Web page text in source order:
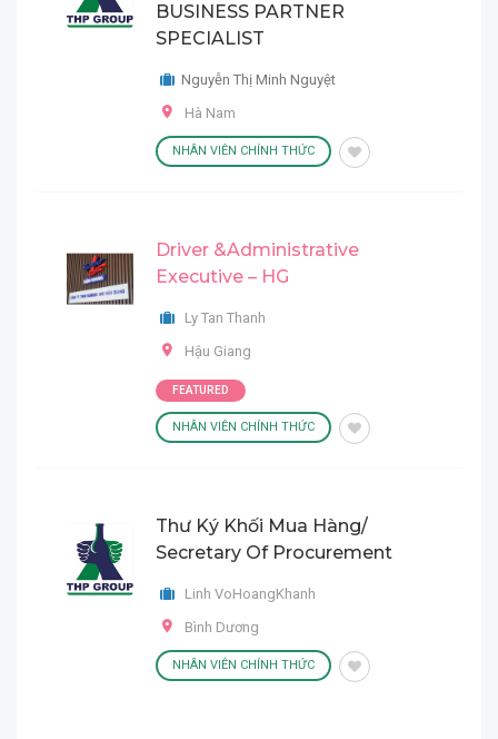
BUSINESS PARTNER
SPECIALIST
Nguyễn Thị Minh Nguyệt
Hà Nam
NHÂN VIÊN CHÍNH THỨC
Driver &Administrative
Executive – HG
Ly Tan Thanh
Hậu Giang
FEATURED
NHÂN VIÊN CHÍNH THỨC
Thư Ký Khối Mua Hàng/
Secretary Of Procurement
Linh VoHoangKhanh
Bình Dương
NHÂN VIÊN CHÍNH THỨC